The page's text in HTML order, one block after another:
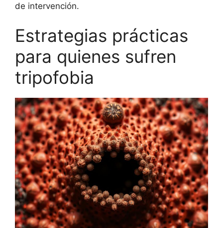
de intervención.
Estrategias prácticas
para quienes sufren
tripofobia